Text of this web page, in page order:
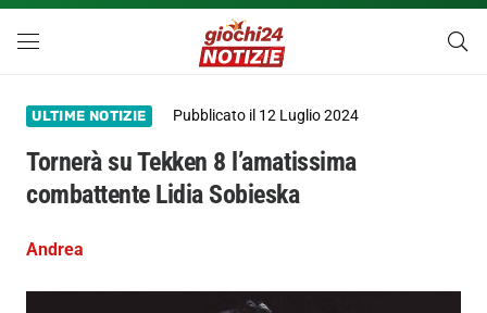
ULTIME NOTIZIE Pubblicato il 12 Luglio 2024
Tornerà su Tekken 8 l’amatissima
combattente Lidia Sobieska
Andrea